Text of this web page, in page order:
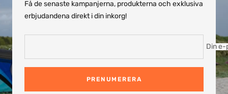
Få de senaste kampanjerna, produkterna och exklusiva
erbjudandena direkt i din inkorg!
Din e-
PRENUMERERA